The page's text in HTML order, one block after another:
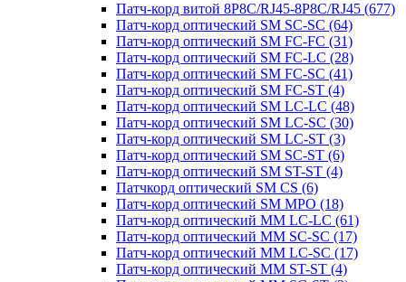
Патч-корд витой 8P8C/RJ45-8P8C/RJ45 (677)
Патч-корд оптический SM SC-SC (64)
Патч-корд оптический SM FC-FC (31)
Патч-корд оптический SM FC-LC (28)
Патч-корд оптический SM FC-SC (41)
Патч-корд оптический SM FC-ST (4)
Патч-корд оптический SM LC-LC (48)
Патч-корд оптический SM LC-SC (30)
Патч-корд оптический SM LC-ST (3)
Патч-корд оптический SM SC-ST (6)
Патч-корд оптический SM ST-ST (4)
Патчкорд оптический SM CS (6)
Патч-корд оптический SM MPO (18)
Патч-корд оптический MM LC-LC (61)
Патч-корд оптический MM SC-SC (17)
Патч-корд оптический MM LC-SC (17)
Патч-корд оптический MM ST-ST (4)